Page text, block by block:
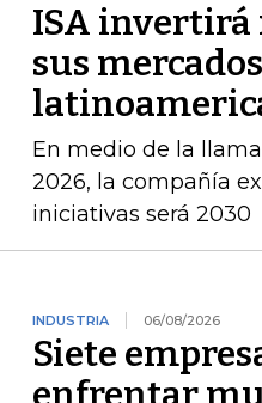
ISA invertirá
sus
En medio de la
2026, la compañía
iniciativas será 2030
INDUSTRIA 06/08/2026
Siete